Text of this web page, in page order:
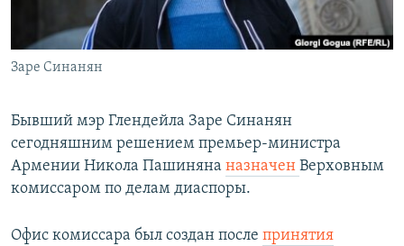
Все сайты Радио Азатутюн
Заре Синанян
Бывший мэр Глендейла Заре Синанян
сегодняшним решением премьер-министра
Армении Никола Пашиняна назначен Верховным
комиссаром по делам диаспоры.
Офис комиссара был создан после принятия